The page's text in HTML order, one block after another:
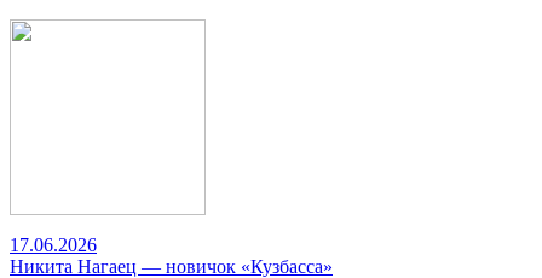
17.06.2026
Никита Нагаец — новичок «Кузбасса»